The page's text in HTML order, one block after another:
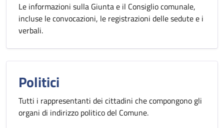
Le informazioni sulla Giunta e il Consiglio comunale,
incluse le convocazioni, le registrazioni delle sedute e i
verbali.
Politici
Tutti i rappresentanti dei cittadini che compongono gli
organi di indirizzo politico del Comune.